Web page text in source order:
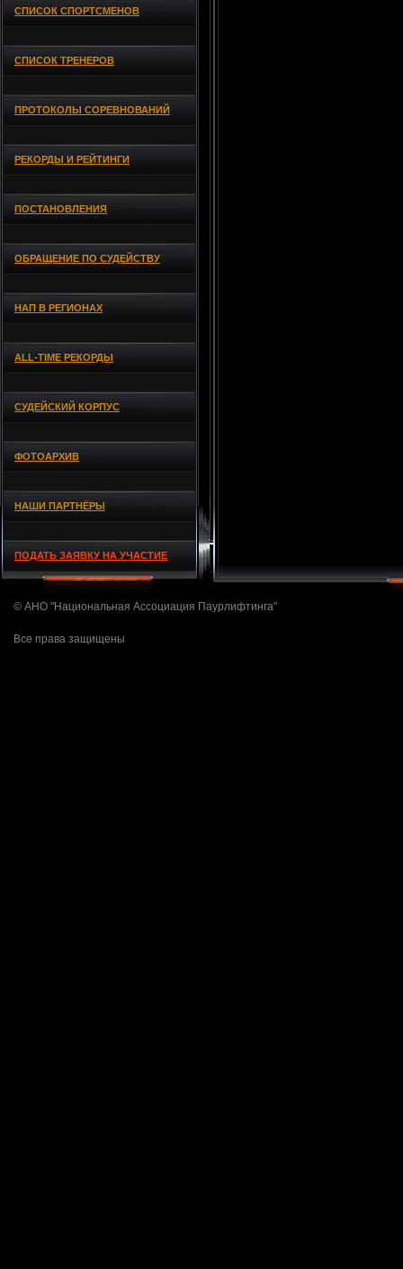
СПИСОК СПОРТСМЕНОВ
СПИСОК ТРЕНЕРОВ
ПРОТОКОЛЫ СОРЕВНОВАНИЙ
РЕКОРДЫ И РЕЙТИНГИ
ПОСТАНОВЛЕНИЯ
ОБРАЩЕНИЕ ПО СУДЕЙСТВУ
НАП В РЕГИОНАХ
ALL-TIME РЕКОРДЫ
СУДЕЙСКИЙ КОРПУС
ФОТОАРХИВ
НАШИ ПАРТНЁРЫ
ПОДАТЬ ЗАЯВКУ НА УЧАСТИЕ
© АНО "Национальная Ассоциация Паурлифтинга"
Все права защищены